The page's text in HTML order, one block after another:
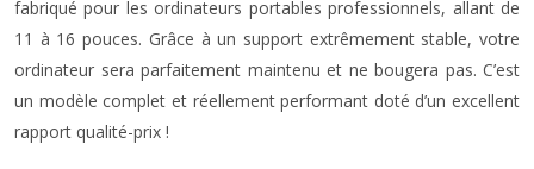
fabriqué pour les ordinateurs portables professionnels, allant de
11 à 16 pouces. Grâce à un support extrêmement stable, votre
ordinateur sera parfaitement maintenu et ne bougera pas. C’est
un modèle complet et réellement performant doté d’un excellent
rapport qualité-prix !